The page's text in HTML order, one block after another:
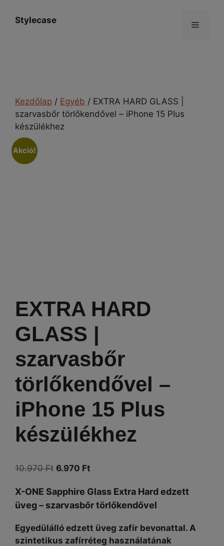
Stylecase Menü
Kezdőlap / Egyéb / EXTRA HARD GLASS |
szarvasbőr törlőkendővel – iPhone 15 Plus
készülékhez
Akció!
EXTRA HARD
GLASS |
szarvasbőr
törlőkendővel –
iPhone 15 Plus
készülékhez
10.970Ft Original
was:
10.970 Ft.
6.970 Ft
is:
6.970 Ft.
X-ONE Sapphire Glass Extra Hard edzett
üveg – szarvasbőr törlőkendővel
Egyedülálló edzett üveg zafír bevonattal. A
szintetikus zafírréteg használatának